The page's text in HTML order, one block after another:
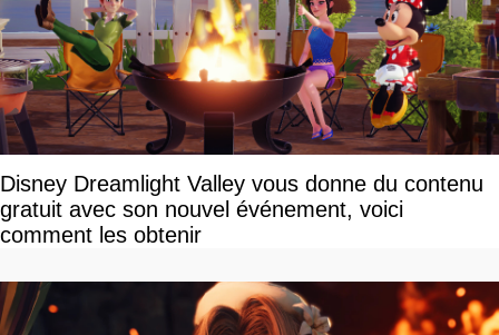
Disney Dreamlight Valley vous donne du contenu
gratuit avec son nouvel événement, voici
comment les obtenir